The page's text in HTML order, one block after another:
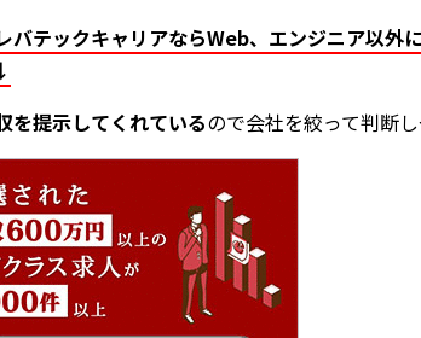
バテックキャリアならWeb、エンジニア以外
を提示してくれているので会社を絞って判断